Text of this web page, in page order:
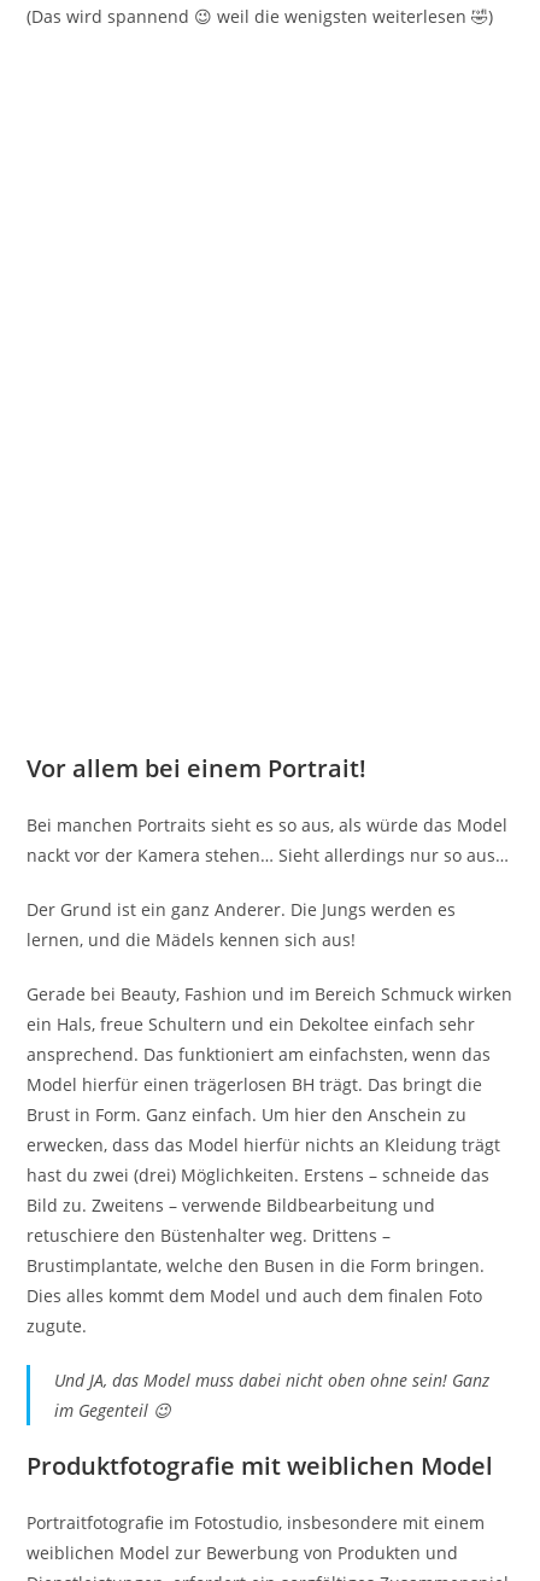
(Das wird spannend 😉 weil die wenigsten weiterlesen 🤣)
Vor allem bei einem Portrait!
Bei manchen Portraits sieht es so aus, als würde das Model
nackt vor der Kamera stehen… Sieht allerdings nur so aus…
Der Grund ist ein ganz Anderer. Die Jungs werden es
lernen, und die Mädels kennen sich aus!
Gerade bei Beauty, Fashion und im Bereich Schmuck wirken
ein Hals, freue Schultern und ein Dekoltee einfach sehr
ansprechend. Das funktioniert am einfachsten, wenn das
Model hierfür einen trägerlosen BH trägt. Das bringt die
Brust in Form. Ganz einfach. Um hier den Anschein zu
erwecken, dass das Model hierfür nichts an Kleidung trägt
hast du zwei (drei) Möglichkeiten. Erstens – schneide das
Bild zu. Zweitens – verwende Bildbearbeitung und
retuschiere den Büstenhalter weg. Drittens –
Brustimplantate, welche den Busen in die Form bringen.
Dies alles kommt dem Model und auch dem finalen Foto
zugute.
Und JA, das Model muss dabei nicht oben ohne sein! Ganz
im Gegenteil 😉
Produktfotografie mit weiblichen Model
Portraitfotografie im Fotostudio, insbesondere mit einem
weiblichen Model zur Bewerbung von Produkten und